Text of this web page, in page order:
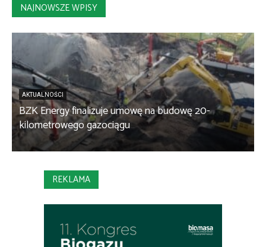
NAJNOWSZE WPISY
AKTUALNOŚCI
BZK Energy finalizuje umowę na budowę 20-
kilometrowego gazociągu
REKLAMA